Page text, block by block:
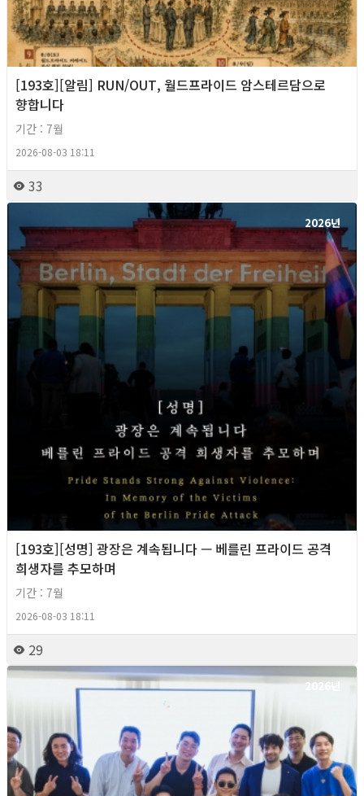
[193호][알림] RUN/OUT, 월드프라이드 암스테르담으로
향합니다
기간 : 7월
2026-08-03 18:11
33
2026년
[193호][성명] 광장은 계속됩니다 — 베를린 프라이드 공격
희생자를 추모하며
기간 : 7월
2026-08-03 18:11
29
2026년